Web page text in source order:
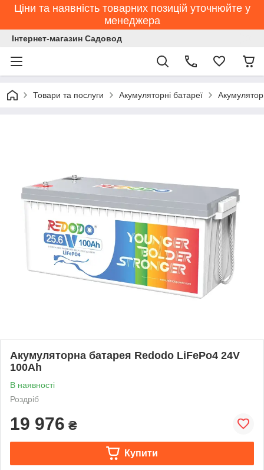
Ціни та наявність товарних позицій уточнюйте у
менеджера
Інтернет-магазин Садовод
Товари та послуги Акумуляторні батареї
Акумуляторна батарея Redodo LiFePo4 24V
100Ah
В наявності
Роздріб
19 976 ₴
Купити